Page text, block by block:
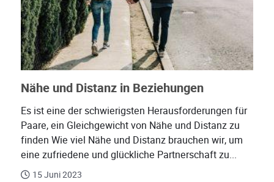
Nähe und Distanz in Beziehungen
Es ist eine der schwierigsten Herausforderungen für
Paare, ein Gleichgewicht von Nähe und Distanz zu
finden Wie viel Nähe und Distanz brauchen wir, um
eine zufriedene und glückliche Partnerschaft zu...
15 Juni 2023